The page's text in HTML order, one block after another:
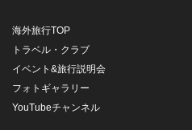
海外旅行TOP
トラベル・クラブ
イベント&旅行説明会
フォトギャラリー
YouTubeチャンネル